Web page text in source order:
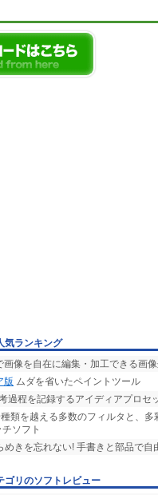
気ランキング
画像を自在に編集・加工できる画
版 ムダを省いたペイントツール
過程を記録するアイディアプロセ
類を越える多数のフィルタと、
ソフト
めきを忘れない! 手書きと部品で自
ゴリのソフトレビュー